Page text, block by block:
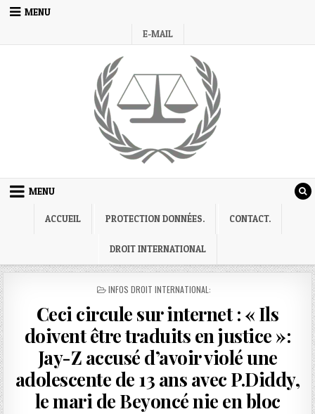
Skip
MENU
E-MAIL
MENU
ACCUEIL PROTECTION DONNÉES. CONTACT.
DROIT INTERNATIONAL
POSTED
INFOS DROIT INTERNATIONAL:
Ceci circule sur internet : « Ils
doivent être traduits en justice »:
Jay-Z accusé d’avoir violé une
adolescente de 13 ans avec P.Diddy,
le mari de Beyoncé nie en bloc